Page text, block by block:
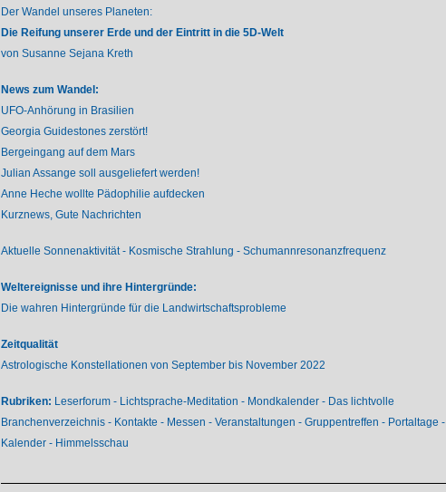
Der Wandel unseres Planeten:
Die Reifung unserer Erde und der Eintritt in die 5D-Welt
von Susanne Sejana Kreth
News zum Wandel:
UFO-Anhörung in Brasilien
Georgia Guidestones zerstört!
Bergeingang auf dem Mars
Julian Assange soll ausgeliefert werden!
Anne Heche wollte Pädophilie aufdecken
Kurznews, Gute Nachrichten
Aktuelle Sonnenaktivität - Kosmische Strahlung - Schumannresonanzfrequenz
Weltereignisse und ihre Hintergründe:
Die wahren Hintergründe für die Landwirtschaftsprobleme
Zeitqualität
Astrologische Konstellationen von September bis November 2022
Rubriken: Leserforum - Lichtsprache-Meditation - Mondkalender - Das lichtvolle
Branchenverzeichnis - Kontakte - Messen - Veranstaltungen - Gruppentreffen - Portaltage -
Kalender - Himmelsschau